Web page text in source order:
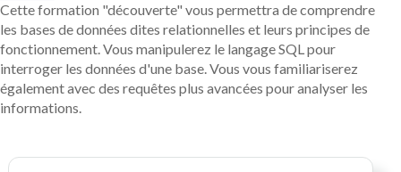
Cette formation "découverte" vous permettra de comprendre
les bases de données dites relationnelles et leurs principes de
fonctionnement. Vous manipulerez le langage SQL pour
interroger les données d'une base. Vous vous familiariserez
également avec des requêtes plus avancées pour analyser les
informations.